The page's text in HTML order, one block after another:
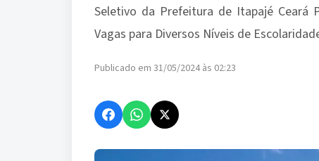
Seletivo da Prefeitura de Itapajé Ceará
Vagas para Diversos Níveis de
Publicado em 31/05/2024 às 02:23